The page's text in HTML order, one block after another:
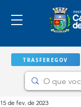
TRASFEREGOV
15 de fev. de 2023